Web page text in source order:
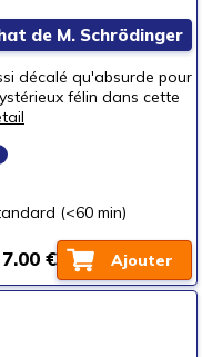
de M. Schrödinger
décalé qu'absurde pour
félin dans cette
(<60 min)
Ajouter
7.00 €